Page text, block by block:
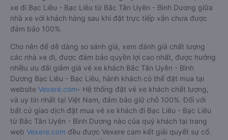
xe đi Bạc Liêu - Bạc Liêu từ Bắc Tân Uyên - Bình Dương giữa
nhà xe với khách hàng sau khi đặt trực tiếp vẫn chưa được
đảm bảo 100%.
Cho nên để dễ dàng so sánh giá, xem đánh giá chất lượng
các nhà xe đi, được đảm bảo quyền lợi cao nhất, được hưởng
nhiều ưu đãi giảm giá vé xe khách Bắc Tân Uyên - Bình
Dương Bạc Liêu - Bạc Liêu, hành khách có thể đặt mua tại
website Vexere.com- Hệ thống đặt vé xe khách chất lượng,
và uy tín nhất tại Việt Nam, đảm bảo giữ chỗ 100%. Đối với
bất cứ giao dịch đặt mua vé xe khách đi Bạc Liêu - Bạc Liêu
từ Bắc Tân Uyên - Bình Dương nào của quý khách tại trang
web Vexere.com đều được Vexere cam kết giải quyết sự cố.